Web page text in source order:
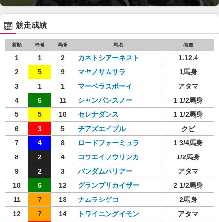
競走成績
着順 枠番 馬番 馬名 着差
1 1 2 カネトシアーネスト
1.12.4
2
5 9 マヤノサムサラ
1馬身
3
1 1 マーベラスボーイ
アタマ
4
6 11 シャンパンスノー
1 1/2馬身
5
5 10 セレナダンス
1 1/2馬身
6
3 5 チアズエイブル
クビ
7
4 8 ロードフォーミュラ
1 3/4馬身
8
2 4 コウエイフウリンカ
1/2馬身
9
2 3 バンダムハリアー
アタマ
10
6 12 グランプリカイザー
2 1/2馬身
11
7 13 ナムラシゲコ
2馬身
12
7 14 トワイニングイモン
アタマ